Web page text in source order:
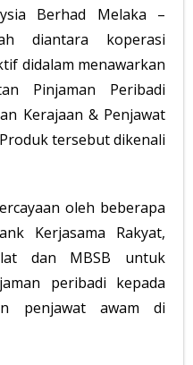
Berhad Melaka –
diantara koperasi
didalam menawarkan
Pinjaman Peribadi
Kerajaan & Penjawat
tersebut dikenali
oleh beberapa
Kerjasama Rakyat,
dan MBSB untuk
peribadi kepada
penjawat awam di